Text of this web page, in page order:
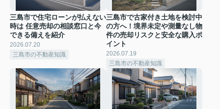
三島市で住宅ローンが払えない
時は 任意売却の相談窓口と今
できる備えを紹介
2026.07.20
三島市の不動産知識
三島市で古家付き土地を検討中
の方へ！境界未定や測量なし物
件の売却リスクと安全な購入ポ
イント
2026.07.19
三島市の不動産知識